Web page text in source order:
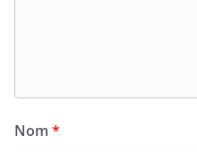
Nom *